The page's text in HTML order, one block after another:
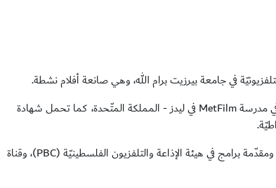
في جامعة بيرزيت برام الله، وهي صانعة أفلام نشطة.
درست الماجستير في التصوير السينمائيّ في مدرسة MetFilm في ليدز - المملكة المتّحدة، كما تحمل شهادة
سابقًا، شغلت مناصب عدّة كمحرّرة أخبار ومقدّمة برامج في هيئة الإذاعة والتلفزيون الفلسطينيّة (PBC)، وقناة